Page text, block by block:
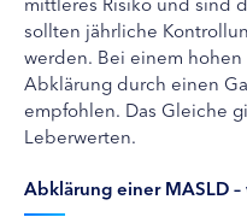
sollten jährliche
werden. Bei einem
Abklärung durch einen
empfohlen. Das Gleiche
Leberwerten.
Abklärung einer MASLD